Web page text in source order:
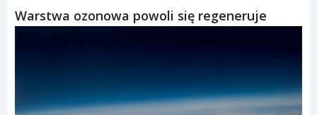
Warstwa ozonowa powoli się regeneruje